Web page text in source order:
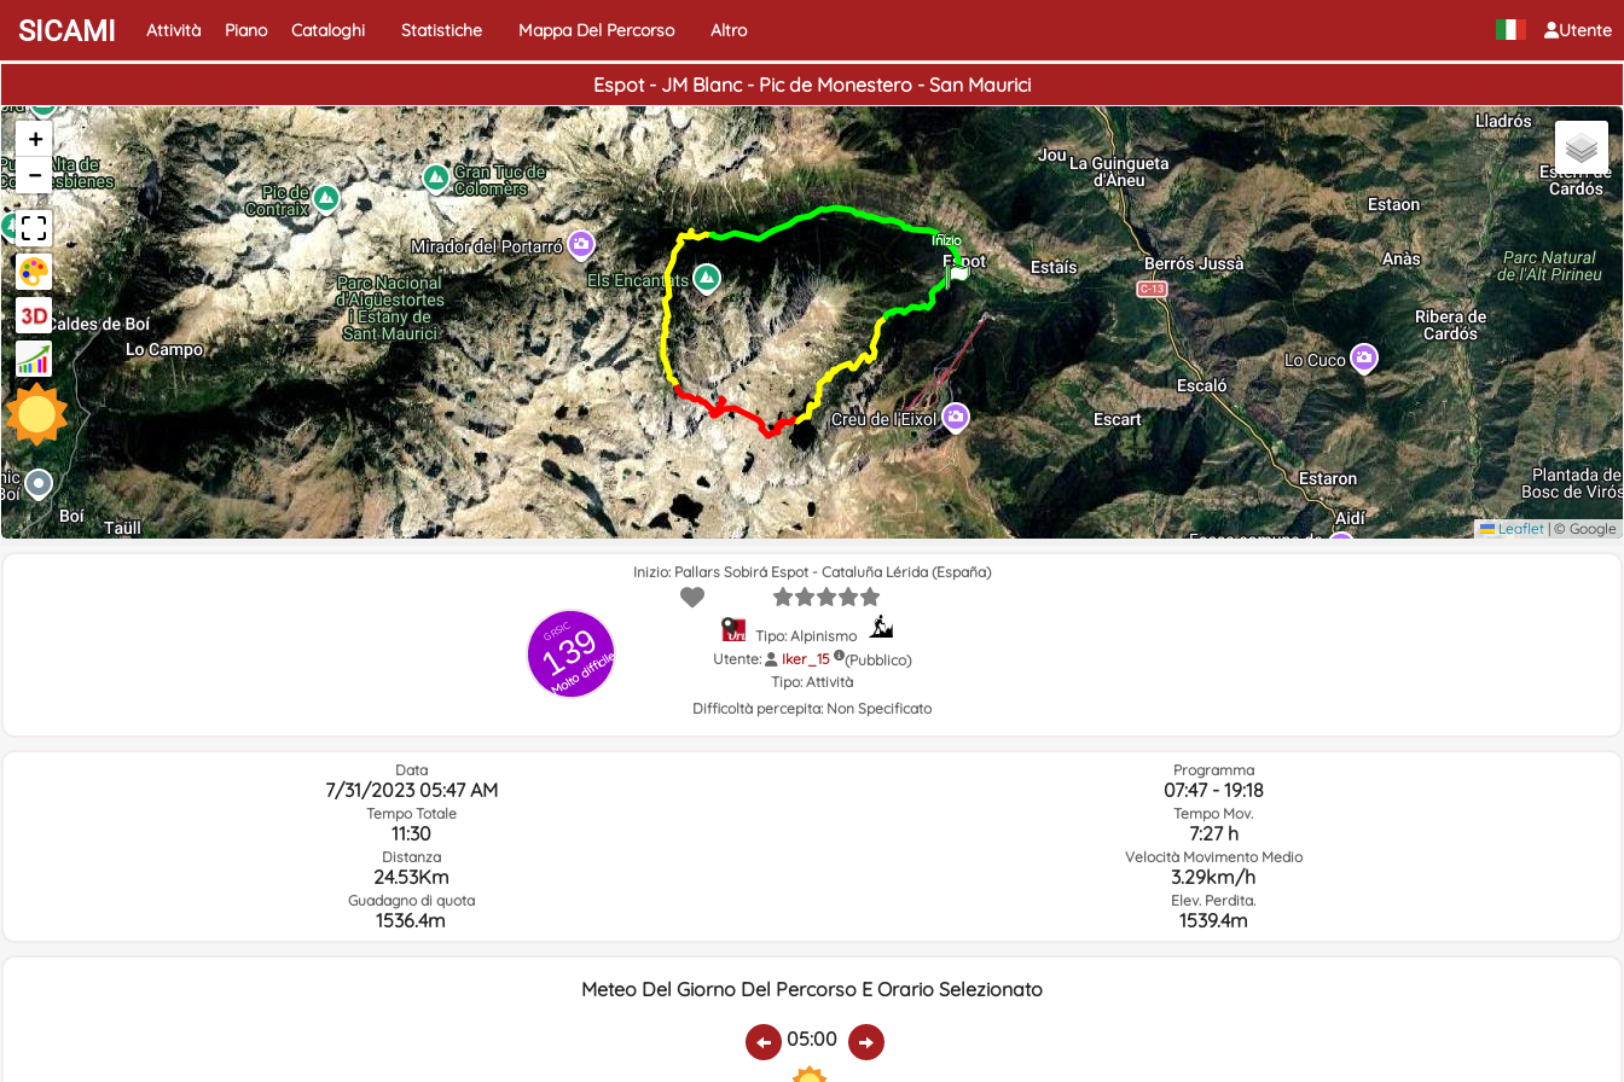
Utente
SICAMI Attività Piano Cataloghi Statistiche Mappa Del Percorso Altro
Espot - JM Blanc - Pic de Monestero - San Maurici
Inizio
Fine
+
−
Leaflet | © Google
GRSIC
139
Molto difficile
Inizio: Pallars Sobirá Espot - Cataluña Lérida (España)
Tipo: Alpinismo
Utente:
Iker_15
(Pubblico)
Tipo: Attività
Difficoltà percepita: Non Specificato
Data
7/31/2023 05:47 AM
Tempo Totale
11:30
Distanza
24.53Km
Guadagno di quota
1536.4m
Programma
07:47 - 19:18
Tempo Mov.
7:27 h
Velocità Movimento Medio
3.29km/h
Elev. Perdita.
1539.4m
Meteo Del Giorno Del Percorso E Orario Selezionato
05:00